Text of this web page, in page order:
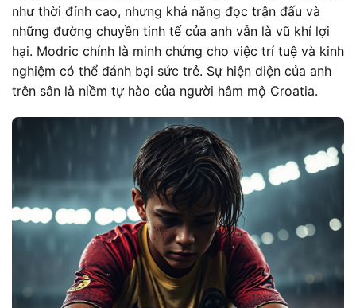
như thời đỉnh cao, nhưng khả năng đọc trận đấu và
những đường chuyền tinh tế của anh vẫn là vũ khí lợi
hại. Modric chính là minh chứng cho việc trí tuệ và kinh
nghiệm có thể đánh bại sức trẻ. Sự hiện diện của anh
trên sân là niềm tự hào của người hâm mộ Croatia.